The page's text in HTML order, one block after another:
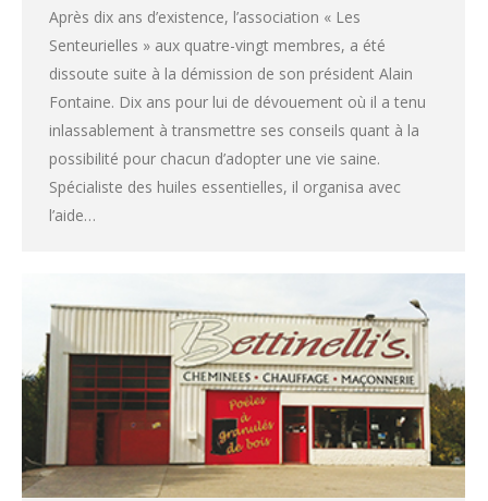
Après dix ans d’existence, l’association « Les
Senteurielles » aux quatre-vingt membres, a été
dissoute suite à la démission de son président Alain
Fontaine. Dix ans pour lui de dévouement où il a tenu
inlassablement à transmettre ses conseils quant à la
possibilité pour chacun d’adopter une vie saine.
Spécialiste des huiles essentielles, il organisa avec
l’aide…